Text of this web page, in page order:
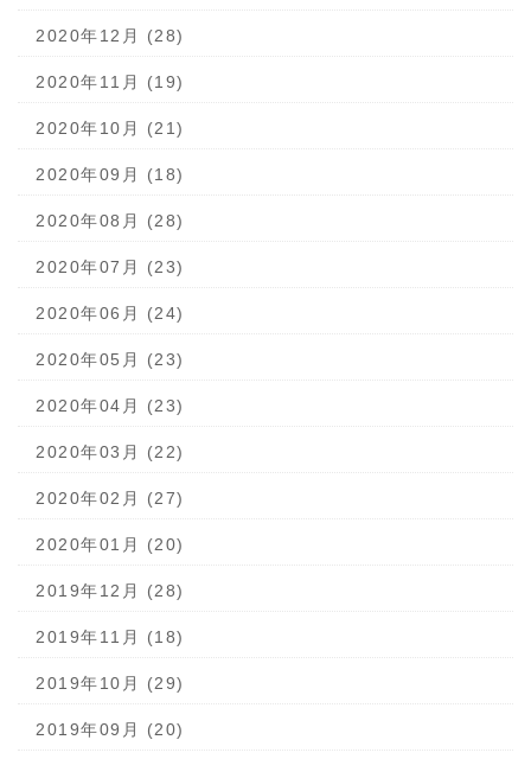
2020年12月 (28)
2020年11月 (19)
2020年10月 (21)
2020年09月 (18)
2020年08月 (28)
2020年07月 (23)
2020年06月 (24)
2020年05月 (23)
2020年04月 (23)
2020年03月 (22)
2020年02月 (27)
2020年01月 (20)
2019年12月 (28)
2019年11月 (18)
2019年10月 (29)
2019年09月 (20)